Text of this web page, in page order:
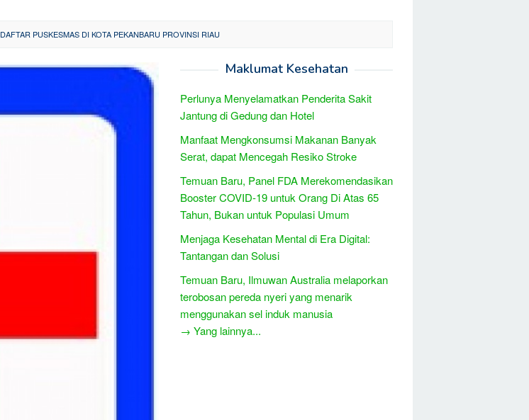
DAFTAR PUSKESMAS DI KOTA PEKANBARU PROVINSI RIAU
Maklumat Kesehatan
Perlunya Menyelamatkan Penderita Sakit
Jantung di Gedung dan Hotel
Manfaat Mengkonsumsi Makanan Banyak
Serat, dapat Mencegah Resiko Stroke
Temuan Baru, Panel FDA Merekomendasikan
Booster COVID-19 untuk Orang Di Atas 65
Tahun, Bukan untuk Populasi Umum
Menjaga Kesehatan Mental di Era Digital:
Tantangan dan Solusi
Temuan Baru, Ilmuwan Australia melaporkan
terobosan pereda nyeri yang menarik
menggunakan sel induk manusia
→ Yang lainnya...